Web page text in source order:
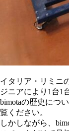
イタリア・リミニ
ジニアにより1台1
bimotaの歴史につ
覧ください。
しかしながら、